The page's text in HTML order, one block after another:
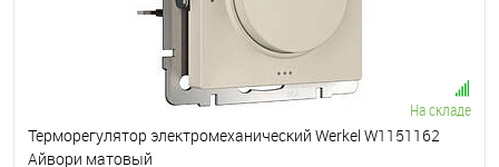
На складе
Терморегулятор электромеханический Werkel W1151162
Айвори матовый